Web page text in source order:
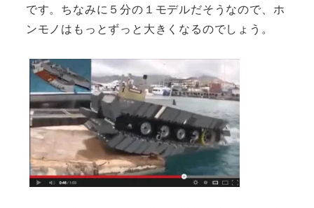
です。ちなみに５分の１モデルだそうなので、ホ
ンモノはもっとずっと大きくなるのでしょう。